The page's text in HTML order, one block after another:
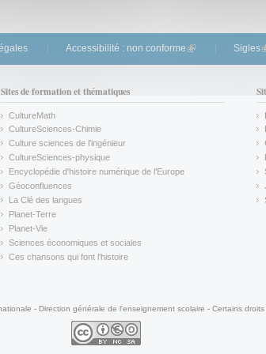
Accessibilité : non conforme (link is external)
Sigles
Sites de formation et thématiques
CultureMath
(link is external)
CultureSciences-Chimie
(link is external)
Culture sciences de l'ingénieur
CultureSciences-physique
(link is external)
Encyclopédie d'histoire numérique de l'Europe
(link is external)
Géoconfluences
(link is external)
La Clé des langues
(link is external)
Planet-Terre
(link is external)
Planet-Vie
(link is external)
Sciences économiques et sociales
(link is external)
Ces chansons qui font l'histoire
- Direction générale de l'enseignement scolaire - Certains droits